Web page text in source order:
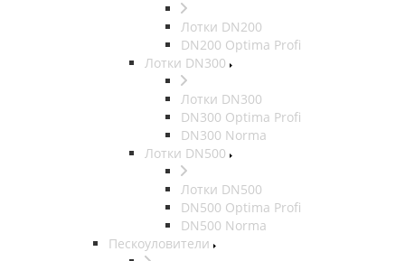
Лотки DN200
DN200 Optima Profi
Лотки DN300
Лотки DN300
DN300 Optima Profi
DN300 Norma
Лотки DN500
Лотки DN500
DN500 Optima Profi
DN500 Norma
Пескоуловители